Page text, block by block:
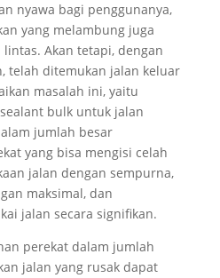
nyawa bagi penggunanya,
yang melambung juga
Akan tetapi, dengan
telah ditemukan jalan keluar
masalah ini, yaitu
bulk untuk jalan
jumlah besar
yang bisa mengisi celah
jalan dengan sempurna,
maksimal, dan
jalan secara signifikan.
perekat dalam jumlah
jalan yang rusak dapat